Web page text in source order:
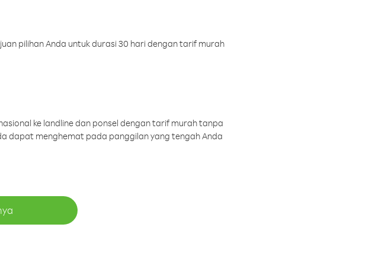
pilihan Anda untuk durasi 30 hari dengan tarif murah
ke landline dan ponsel dengan tarif murah tanpa
dapat menghemat pada panggilan yang tengah Anda